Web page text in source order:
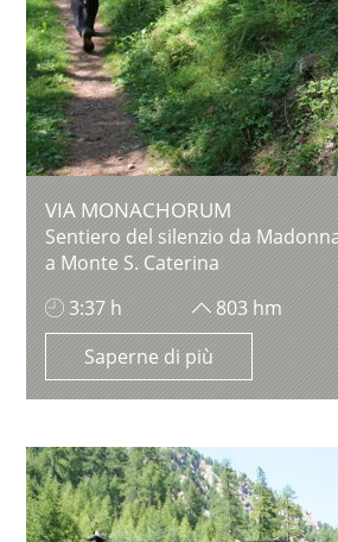
VIA MONACHORUM
Sentiero del silenzio da
a Monte S. Caterina
3:37 h
803 hm
Saperne di più